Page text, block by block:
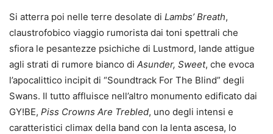
Si atterra poi nelle terre desolate di Lambs’ Breath,
claustrofobico viaggio rumorista dai toni spettrali che
sfiora le pesantezze psichiche di Lustmord, lande attigue
agli strati di rumore bianco di Asunder, Sweet, che evoca
l’apocalittico incipit di “Soundtrack For The Blind” degli
Swans. Il tutto affluisce nell’altro monumento edificato dai
GY!BE, Piss Crowns Are Trebled, uno degli intensi e
caratteristici climax della band con la lenta ascesa, lo